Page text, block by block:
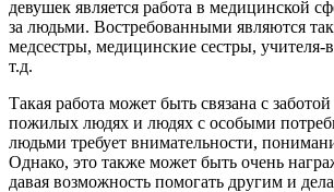
девушек является работа в медицинской
за людьми. Востребованными являются
медсестры, медицинские сестры, учителя-
т.д.
Такая работа может быть связана с
пожилых людях и людях с особыми
людьми требует внимательности,
Однако, это также может быть очень
давая возможность помогать другим и